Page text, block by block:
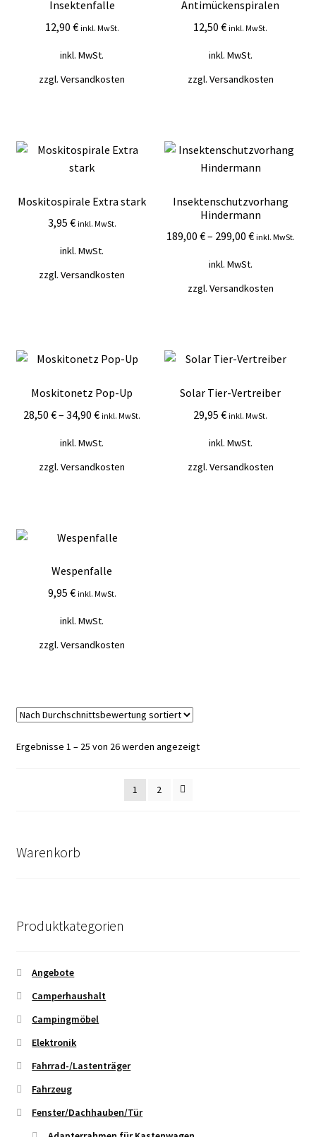
Insektenfalle
12,90 € inkl. MwSt.
inkl. MwSt.
zzgl.Versandkosten
Antimückenspiralen
12,50€ inkl. MwSt.
inkl. MwSt.
zzgl. Versandkosten
Moskitospirale Extra stark
3,95 € inkl. MwSt.
inkl. MwSt.
zzgl.Versandkosten
Insektenschutzvorhang
Hindermann
189,00 €– 299,00 € inkl. MwSt.
inkl. MwSt.
zzgl. Versandkosten
Moskitonetz Pop-Up
28,50€–34,90€ inkl. MwSt.
inkl. MwSt.
zzgl.Versandkosten
Solar Tier-Vertreiber
29,95€ inkl. MwSt.
inkl. MwSt.
zzgl. Versandkosten
Wespenfalle
9,95 € inkl. MwSt.
inkl. MwSt.
zzgl.Versandkosten
Ergebnisse 1 – 25 von 26 werden angezeigtNach
1
2
Warenkorb
Produktkategorien
Angebote
Camperhaushalt
Campingmöbel
Elektronik
Fahrrad-/Lastenträger
Fahrzeug
Fenster/Dachhauben/Tür